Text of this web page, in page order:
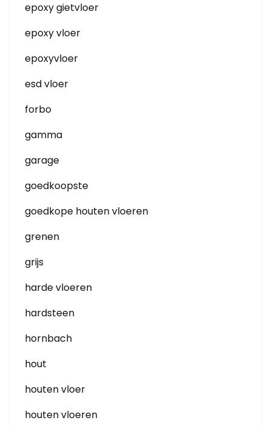
epoxy gietvloer
epoxy vloer
epoxyvloer
esd vloer
forbo
gamma
garage
goedkoopste
goedkope houten vloeren
grenen
grijs
harde vloeren
hardsteen
hornbach
hout
houten vloer
houten vloeren